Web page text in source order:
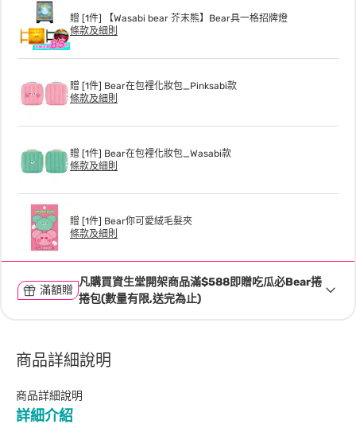
贈 [1件] 【Wasabi bear 芥末熊】Bear具一格招牌燈
條款及細則
贈 [1件] Bear在包裡化妝包_Pinksabi款
條款及細則
贈 [1件] Bear在包裡化妝包_Wasabi款
條款及細則
贈 [1件] Bear你可愛絨毛髮夾
條款及細則
滿額贈
凡購買資生堂開架商品滿$588即贈吃瓜必Bear捲
捲包(數量有限,送完為止)
商品詳細說明
商品詳細說明
詳細介紹